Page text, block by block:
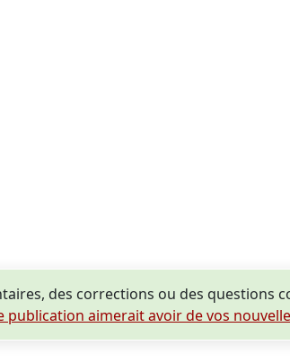
des corrections ou des questions
publication aimerait avoir de vos